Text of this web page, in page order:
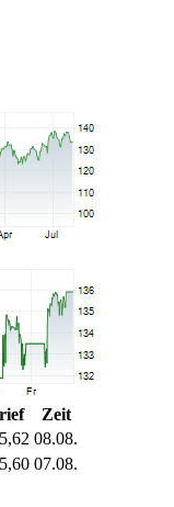
Zeit
08.08.
07.08.